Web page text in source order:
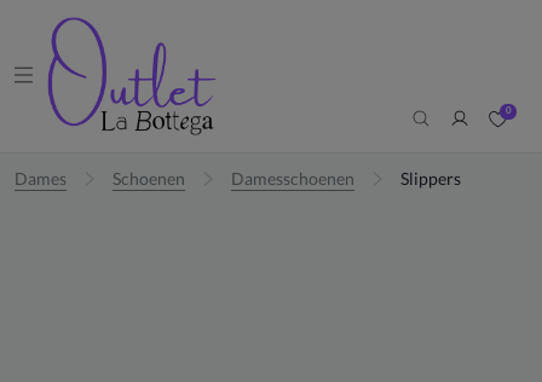
0
Dames Schoenen Damesschoenen Slippers